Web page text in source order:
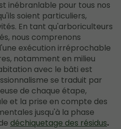
inébranlable pour tous nos
soient particuliers,
En tant qu'arboriculteurs
nous comprenons
exécution irréprochable
notamment en milieu
avec le bâti est
se traduit par
de chaque étape,
et la prise en compte des
jusqu'à la phase
déchiquetage des résidus.